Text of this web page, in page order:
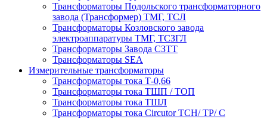
Трансформаторы Подольского трансформаторного
завода (Трансформер) ТМГ, ТСЛ
Трансформаторы Козловского завода
электроаппаратуры ТМГ, ТСЗГЛ
Трансформаторы Завода СЗТТ
Трансформаторы SEA
Измерительные трансформаторы
Трансформаторы тока Т-0,66
Трансформаторы тока ТШП / ТОП
Трансформаторы тока ТШЛ
Трансформаторы тока Circutor TCH/ TP/ С